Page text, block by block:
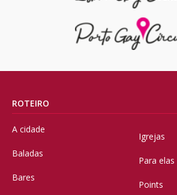
ROTEIRO
A cidade
Baladas
Bares
Igrejas
Para elas
Points